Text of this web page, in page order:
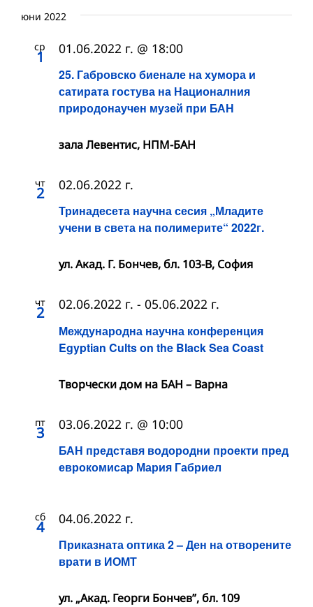
юни 2022
ср
1
25. Габровско биенале на хумора и
сатирата гостува на Националния
природонаучен музей при БАН
01.06.2022 г. @ 18:00
зала Левентис, НПМ-БАН
чт
2
Тринадесета научна сесия „Младите
учени в света на полимерите“ 2022г.
02.06.2022 г.
ул. Акад. Г. Бончев, бл. 103-В, София
чт
2
Международна научна конференция
Egyptian Cults on the Black Sea Coast
02.06.2022 г. - 05.06.2022 г.
Творчески дом на БАН – Варна
пт
3
БАН представя водородни проекти пред
еврокомисар Мария Габриел
03.06.2022 г. @ 10:00
сб
4
Приказната оптика 2 – Ден на отворените
врати в ИОМТ
04.06.2022 г.
ул. „Акад. Георги Бончев”, бл. 109